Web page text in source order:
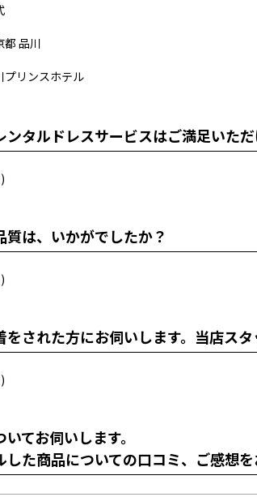
品川
リンスホテル
ンタルドレスサービスはご満足いた
質は、いかがでしたか？
をされた方にお伺いします。当店ス
てお伺いします。
した商品についての口コミ、ご感想を